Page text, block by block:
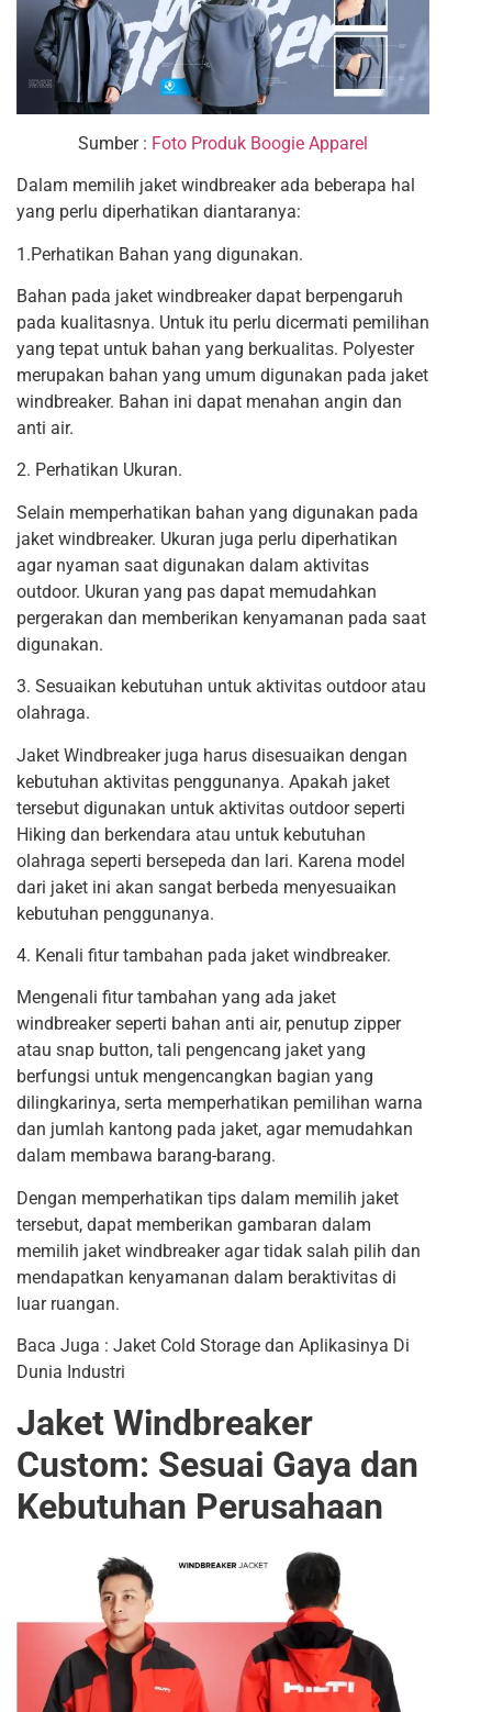
Sumber : Foto Produk Boogie Apparel
Dalam memilih jaket windbreaker ada beberapa hal
yang perlu diperhatikan diantaranya:
1.Perhatikan Bahan yang digunakan.
Bahan pada jaket windbreaker dapat berpengaruh
pada kualitasnya. Untuk itu perlu dicermati pemilihan
yang tepat untuk bahan yang berkualitas. Polyester
merupakan bahan yang umum digunakan pada jaket
windbreaker. Bahan ini dapat menahan angin dan
anti air.
2. Perhatikan Ukuran.
Selain memperhatikan bahan yang digunakan pada
jaket windbreaker. Ukuran juga perlu diperhatikan
agar nyaman saat digunakan dalam aktivitas
outdoor. Ukuran yang pas dapat memudahkan
pergerakan dan memberikan kenyamanan pada saat
digunakan.
3. Sesuaikan kebutuhan untuk aktivitas outdoor atau
olahraga.
Jaket Windbreaker juga harus disesuaikan dengan
kebutuhan aktivitas penggunanya. Apakah jaket
tersebut digunakan untuk aktivitas outdoor seperti
Hiking dan berkendara atau untuk kebutuhan
olahraga seperti bersepeda dan lari. Karena model
dari jaket ini akan sangat berbeda menyesuaikan
kebutuhan penggunanya.
4. Kenali fitur tambahan pada jaket windbreaker.
Mengenali fitur tambahan yang ada jaket
windbreaker seperti bahan anti air, penutup zipper
atau snap button, tali pengencang jaket yang
berfungsi untuk mengencangkan bagian yang
dilingkarinya, serta memperhatikan pemilihan warna
dan jumlah kantong pada jaket, agar memudahkan
dalam membawa barang-barang.
Dengan memperhatikan tips dalam memilih jaket
tersebut, dapat memberikan gambaran dalam
memilih jaket windbreaker agar tidak salah pilih dan
mendapatkan kenyamanan dalam beraktivitas di
luar ruangan.
Baca Juga : Jaket Cold Storage dan Aplikasinya Di
Dunia Industri
Jaket Windbreaker
Custom: Sesuai Gaya dan
Kebutuhan Perusahaan